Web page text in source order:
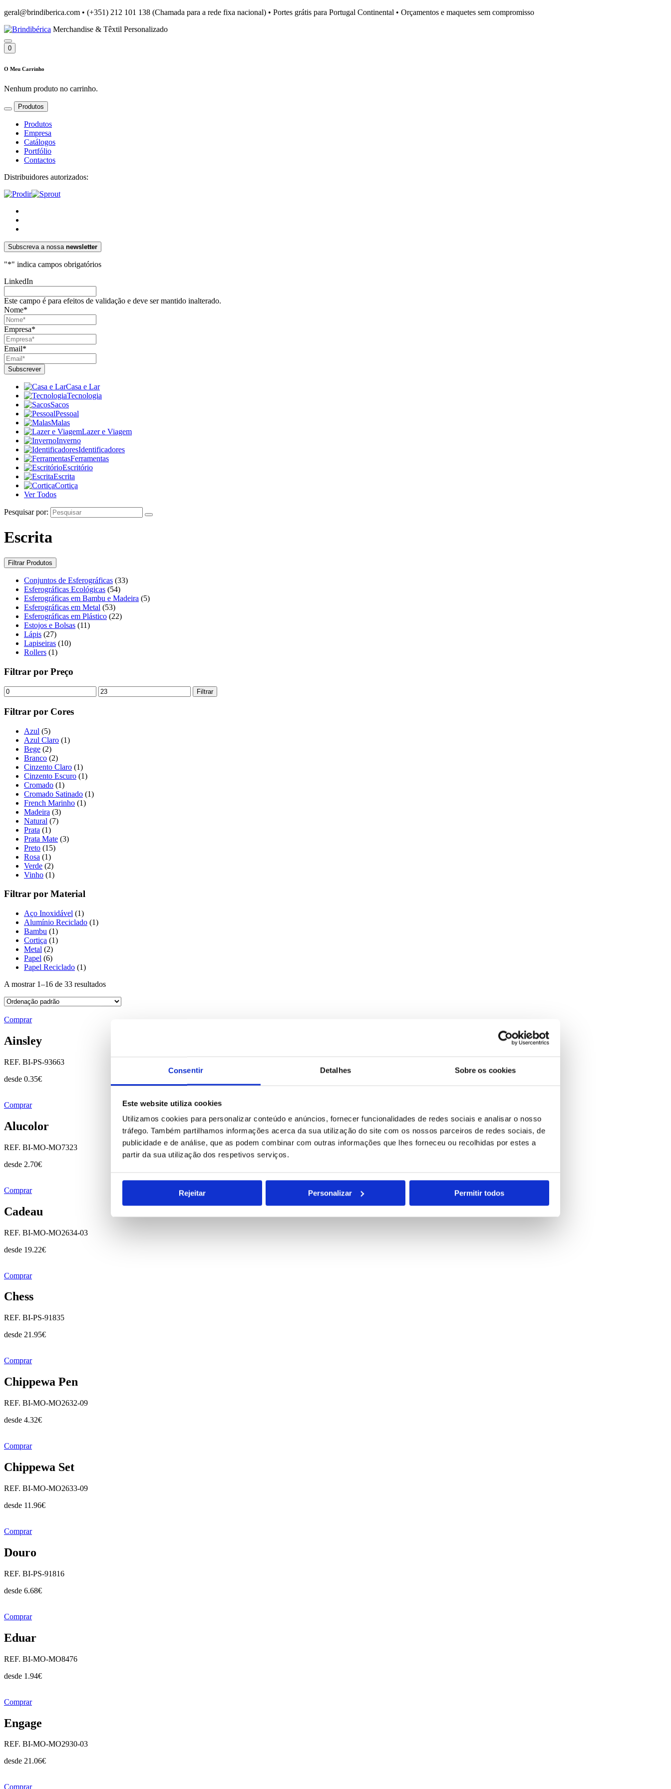
Consentir Detalhes Sobre os cookies
Este website utiliza cookies
Utilizamos cookies para personalizar conteúdo e anúncios, fornecer funcionalidades de redes sociais e analisar o nosso
tráfego. Também partilhamos informações acerca da sua utilização do site com os nossos parceiros de redes sociais, de
publicidade e de análise, que as podem combinar com outras informações que lhes forneceu ou recolhidas por estes a
partir da sua utilização dos respetivos serviços.
Rejeitar Personalizar Permitir todos
geral@brindiberica.com • (+351) 212 101 138 (Chamada para a rede fixa nacional) • Portes grátis para Portugal Continental • Orçamentos e maquetes sem compromisso
Merchandise & Têxtil Personalizado
0
O Meu Carrinho
Nenhum produto no carrinho.
Produtos
Produtos
Empresa
Catálogos
Portfólio
Contactos
Distribuidores autorizados:
Subscreva a nossa newsletter
"*" indica campos obrigatórios
LinkedIn
Este campo é para efeitos de validação e deve ser mantido inalterado.
Nome*
Empresa*
Email*
Casa e Lar
Tecnologia
Sacos
Pessoal
Malas
Lazer e Viagem
Inverno
Identificadores
Ferramentas
Escritório
Escrita
Cortiça
Ver Todos
Pesquisar por:
Escrita
Filtrar Produtos
Conjuntos de Esferográficas (33)
Esferográficas Ecológicas (54)
Esferográficas em Bambu e Madeira (5)
Esferográficas em Metal (53)
Esferográficas em Plástico (22)
Estojos e Bolsas (11)
Lápis (27)
Lapiseiras (10)
Rollers (1)
Filtrar por Preço
Filtrar
Filtrar por Cores
Azul (5)
Azul Claro (1)
Bege (2)
Branco (2)
Cinzento Claro (1)
Cinzento Escuro (1)
Cromado (1)
Cromado Satinado (1)
French Marinho (1)
Madeira (3)
Natural (7)
Prata (1)
Prata Mate (3)
Preto (15)
Rosa (1)
Verde (2)
Vinho (1)
Filtrar por Material
Aço Inoxidável (1)
Alumínio Reciclado (1)
Bambu (1)
Cortiça (1)
Metal (2)
Papel (6)
Papel Reciclado (1)
A mostrar 1–16 de 33 resultados
Comprar
Ainsley
REF. BI-PS-93663
desde 0.35€
Comprar
Alucolor
REF. BI-MO-MO7323
desde 2.70€
Comprar
Cadeau
REF. BI-MO-MO2634-03
desde 19.22€
Comprar
Chess
REF. BI-PS-91835
desde 21.95€
Comprar
Chippewa Pen
REF. BI-MO-MO2632-09
desde 4.32€
Comprar
Chippewa Set
REF. BI-MO-MO2633-09
desde 11.96€
Comprar
Douro
REF. BI-PS-91816
desde 6.68€
Comprar
Eduar
REF. BI-MO-MO8476
desde 1.94€
Comprar
Engage
REF. BI-MO-MO2930-03
desde 21.06€
Comprar